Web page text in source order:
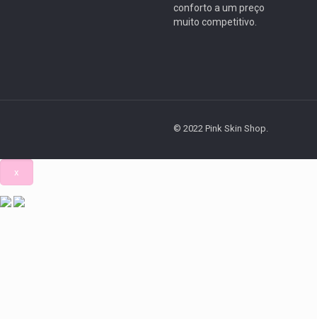
conforto a um preço
muito competitivo.
© 2022 Pink Skin Shop.
x